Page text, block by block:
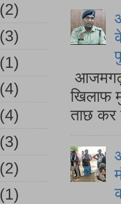
आजमगढ़
खिलाफ
ताछ कर
(2)
(3)
(1)
(4)
(4)
(3)
(2)
(1)